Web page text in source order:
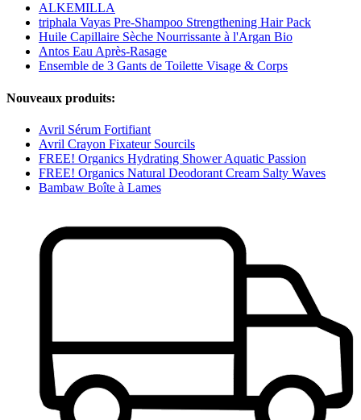
ALKEMILLA
triphala Vayas Pre-Shampoo Strengthening Hair Pack
Huile Capillaire Sèche Nourrissante à l'Argan Bio
Antos Eau Après-Rasage
Ensemble de 3 Gants de Toilette Visage & Corps
Nouveaux produits:
Avril Sérum Fortifiant
Avril Crayon Fixateur Sourcils
FREE! Organics Hydrating Shower Aquatic Passion
FREE! Organics Natural Deodorant Cream Salty Waves
Bambaw Boîte à Lames